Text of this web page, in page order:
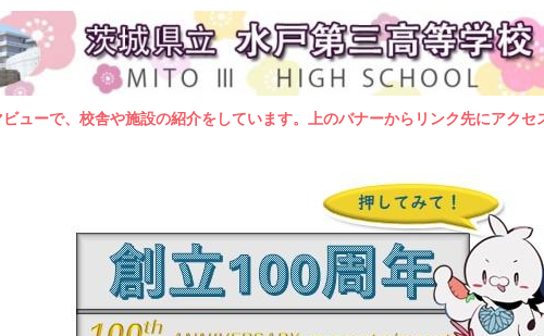
ューで、校舎や施設の紹介をしています。上のバナーからリンク先にアクセ